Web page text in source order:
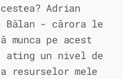
Adrian
Bălan - cărora le
munca pe acest
ating un nivel de
mele